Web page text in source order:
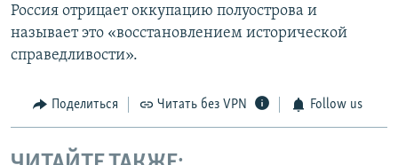
Россия отрицает оккупацию полуострова и
называет это «восстановлением исторической
справедливости».
Поделиться Читать без VPN Follow us